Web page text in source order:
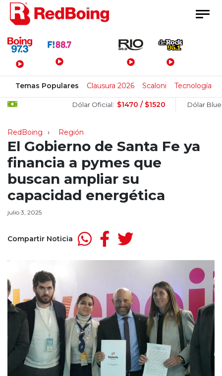
Menú Principal
Temas Populares Clausura 2026 Scaloni Tecnología
Dólar Oficial: $1470 / $1520 Dólar Blue:
RedBoing Región
El Gobierno de Santa Fe ya
financia a pymes que
buscan ampliar su
capacidad energética
julio 3, 2025
Compartir Noticia